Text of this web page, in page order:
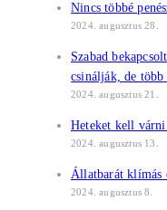
Nincs többé
2024. augusztus 28.
Szabad
csinálják, de
2024. augusztus 21.
Heteket kell várni
2024. augusztus 13.
Állatbarát klímás
2024. augusztus 8.